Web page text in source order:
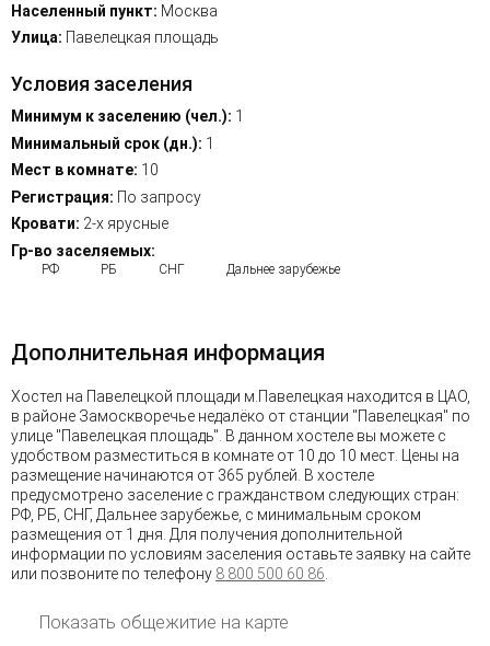
Населенный пункт: Москва
Улица: Павелецкая площадь
Условия заселения
Минимум к заселению (чел.): 1
Минимальный срок (дн.): 1
Мест в комнате: 10
Регистрация: По запросу
Кровати: 2-х ярусные
Гр-во заселяемых:
РФ РБ СНГ Дальнее зарубежье
Дополнительная информация
Хостел на Павелецкой площади м.Павелецкая находится в ЦАО,
в районе Замоскворечье недалёко от станции "Павелецкая" по
улице "Павелецкая площадь". В данном хостеле вы можете с
удобством разместиться в комнате от 10 до 10 мест. Цены на
размещение начинаются от 365 рублей. В хостеле
предусмотрено заселение с гражданством следующих стран:
РФ, РБ, СНГ, Дальнее зарубежье, с минимальным сроком
размещения от 1 дня. Для получения дополнительной
информации по условиям заселения оставьте заявку на сайте
или позвоните по телефону 8 800 500 60 86
Показать общежитие на карте